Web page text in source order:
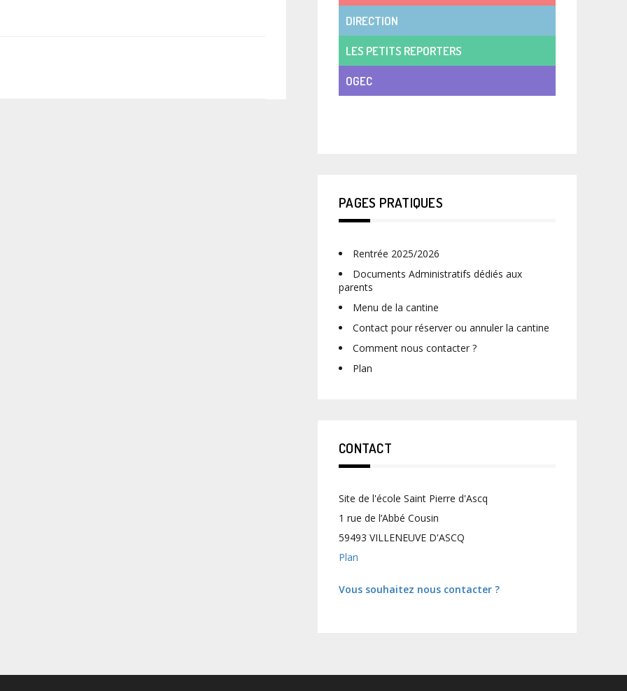
DIRECTION
LES PETITS REPORTERS
OGEC
PAGES PRATIQUES
Rentrée 2025/2026
Documents Administratifs dédiés aux
parents
Menu de la cantine
Contact pour réserver ou annuler la cantine
Comment nous contacter ?
Plan
CONTACT
Site de l'école Saint Pierre d'Ascq
1 rue de l’Abbé Cousin
59493 VILLENEUVE D'ASCQ
Plan
Vous souhaitez nous contacter ?